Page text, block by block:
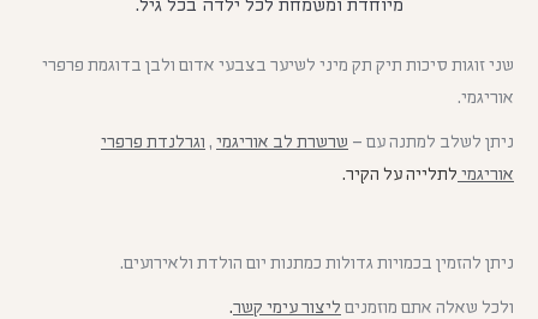
שני זוגות סיכות תיק תק מיני לשיער בצבעי אדום ולבן בדוגמת פרפרי
אוריגמי.
ניתן לשלב למתנה עם – שרשרת לב אוריגמי , וגרלנדת פרפרי
אוריגמי לתלייה על הקיר.
ניתן להזמין בכמויות גדולות כמתנות יום הולדת ולאירועים.
ולכל שאלה אתם מוזמנים ליצור עימי קשר.